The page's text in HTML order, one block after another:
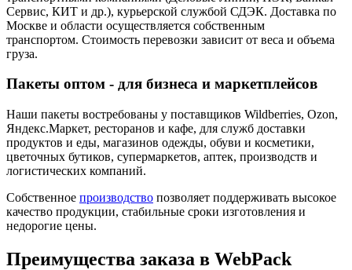
Сервис, КИТ и др.), курьерской службой СДЭК. Доставка по
Москве и области осуществляется собственным
транспортом. Стоимость перевозки зависит от веса и объема
груза.
Пакеты оптом - для бизнеса и маркетплейсов
Наши пакеты востребованы у поставщиков Wildberries, Ozon,
Яндекс.Маркет, ресторанов и кафе, для служб доставки
продуктов и еды, магазинов одежды, обуви и косметики,
цветочных бутиков, супермаркетов, аптек, производств и
логистических компаний.
Собственное производство позволяет поддерживать высокое
качество продукции, стабильные сроки изготовления и
недорогие цены.
Преимущества заказа в WebPack